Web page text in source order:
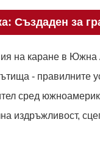
Създаден за
на каране в
- правилните
сред
издръжливост,